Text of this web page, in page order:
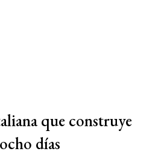
que construye
días